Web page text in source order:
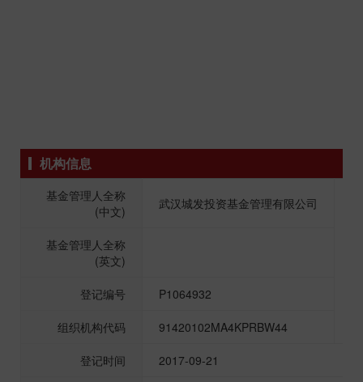
机构信息
基金管理人全称
(中文)
武汉城发投资基金管理有限公司
基金管理人全称
(英文)
登记编号 P1064932
组织机构代码 91420102MA4KPRBW44
登记时间 2017-09-21